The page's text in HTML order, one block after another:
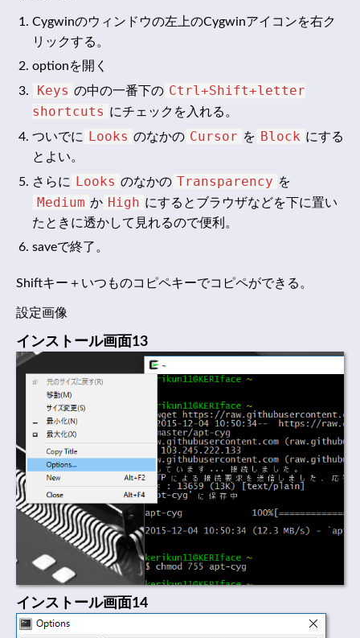
Cygwinのウィンドウの左上のCygwinアイコンを右ク
リックする。
optionを開く
Keys の中の一番下の Ctrl+Shift+letter
shortcuts にチェックを入れる。
ついでに
Looks のなかの Cursor を Block にする
とよい。
さらに
Looks のなかの Transparency を
Medium か High にするとブラウザなどを下に置い
たときに透かして見れるので便利。
saveで終了。
Shiftキー＋いつものコピペキーでコピペができる。
設定画像
インストール画面13
インストール画面14